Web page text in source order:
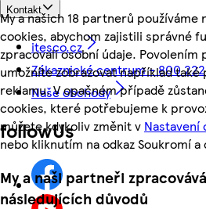
My a našich 18 partnerů používáme
cookies, abychom zajistili správné
zpracovali osobní údaje. Povolením
umožníte zobrazovat například také
reklamu. V opačném případě
cookies, které potřebujeme k
můžete kdykoliv změnit v Nastavení
nebo kliknutím na odkaz Soukromí
My a naši partneři
následujících důvodů
Kontakt
itesco.cz
Zákaznické centrum - 800
Naše obchody
followUs